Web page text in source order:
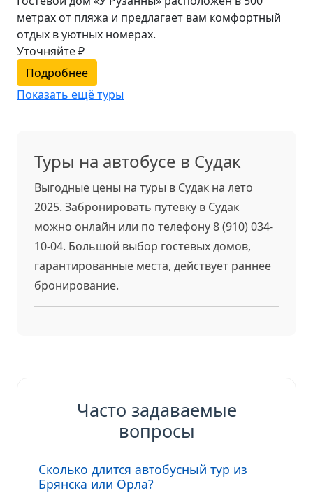
метрах от пляжа и предлагает вам комфортный
отдых в уютных номерах.
Уточняйте ₽
Подробнее
Показать ещё туры
Туры на автобусе в Судак
Выгодные цены на туры в Судак на лето
2025. Забронировать путевку в Судак
можно онлайн или по телефону 8 (910) 034-
10-04. Большой выбор гостевых домов,
гарантированные места, действует раннее
бронирование.
Часто задаваемые
вопросы
Сколько длится автобусный тур из
Брянска или Орла?